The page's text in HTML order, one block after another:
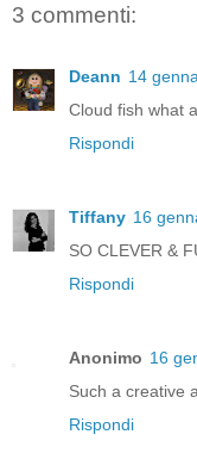
3 commenti:
Deann 14
Cloud fish what
Rispondi
Tiffany 16
SO CLEVER &
Rispondi
Anonimo 16
Such a creative
Rispondi